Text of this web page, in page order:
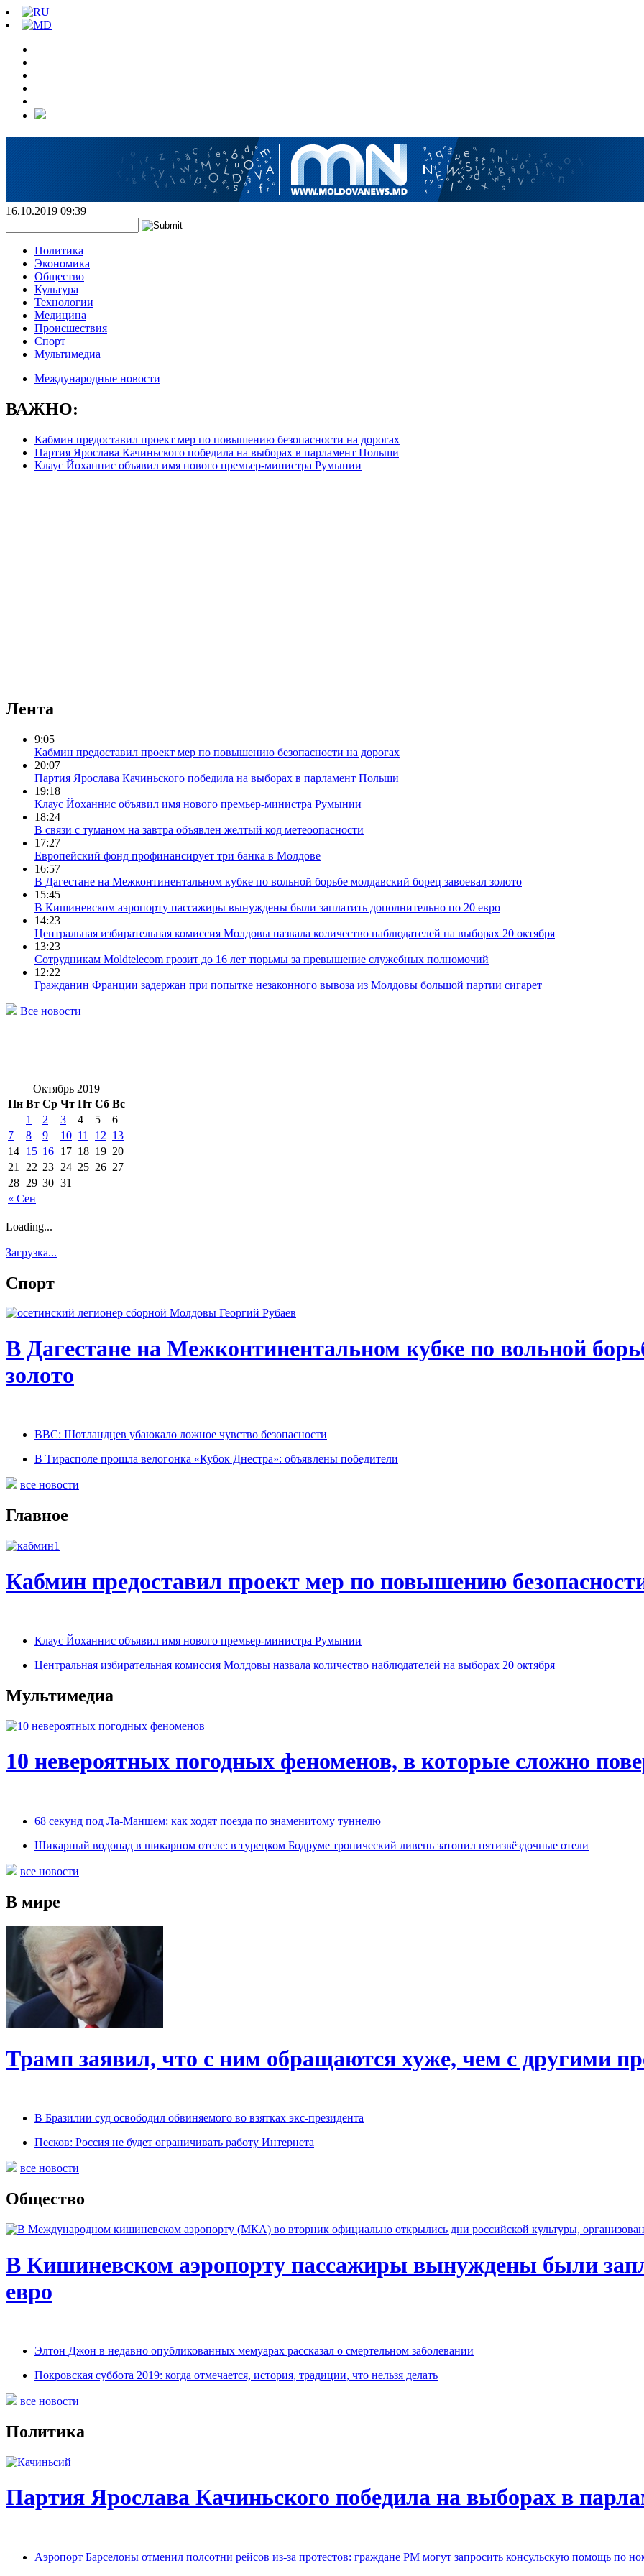
16.10.2019 09:39
Политика
Экономика
Общество
Культура
Технологии
Медицина
Происшествия
Спорт
Мультимедиа
Международные новости
ВАЖНО:
Кабмин предоставил проект мер по повышению безопасности на дорогах
Партия Ярослава Качиньского победила на выборах в парламент Польши
Клаус Йоханнис объявил имя нового премьер-министра Румынии
Лента
9:05
Кабмин предоставил проект мер по повышению безопасности на дорогах
20:07
Партия Ярослава Качиньского победила на выборах в парламент Польши
19:18
Клаус Йоханнис объявил имя нового премьер-министра Румынии
18:24
В связи с туманом на завтра объявлен желтый код метеоопасности
17:27
Европейский фонд профинансирует три банка в Молдове
16:57
В Дагестане на Межконтинентальном кубке по вольной борьбе молдавский борец завоевал золото
15:45
В Кишиневском аэропорту пассажиры вынуждены были заплатить дополнительно по 20 евро
14:23
Центральная избирательная комиссия Молдовы назвала количество наблюдателей на выборах 20 октября
13:23
Сотрудникам Moldtelecom грозит до 16 лет тюрьмы за превышение служебных полномочий
12:22
Гражданин Франции задержан при попытке незаконного вывоза из Молдовы большой партии сигарет
Все новости
Октябрь 2019
Пн Вт Ср Чт Пт Сб Вс
« Сен
1 2 3 4 5
6
7
8 9 10 11 12 13
14 15 16 17 18 19 20
21
22 23 24 25 26 27
28 29 30 31
Loading...
Загрузка...
Спорт
В Дагестане на Межконтинентальном кубке по вольной
золото
BBC: Шотландцев убаюкало ложное чувство безопасности
В Тирасполе прошла велогонка «Кубок Днестра»: объявлены победители
все новости
Главное
Кабмин предоставил проект мер по повышению
Клаус Йоханнис объявил имя нового премьер-министра Румынии
Центральная избирательная комиссия Молдовы назвала количество наблюдателей на выборах 20 октября
Мультимедиа
10 невероятных погодных феноменов, в которые сложно
68 секунд под Ла-Маншем: как ходят поезда по знаменитому туннелю
Шикарный водопад в шикарном отеле: в турецком Бодруме тропический ливень затопил пятизвёздочные отели
все новости
В мире
Трамп заявил, что с ним обращаются хуже, чем с другими
В Бразилии суд освободил обвиняемого во взятках экс-президента
Песков: Россия не будет ограничивать работу Интернета
все новости
Общество
В Кишиневском аэропорту пассажиры вынуждены были
евро
Элтон Джон в недавно опубликованных мемуарах рассказал о смертельном заболевании
Покровская суббота 2019: когда отмечается, история, традиции, что нельзя делать
все новости
Политика
Партия Ярослава Качиньского победила на выборах в
Аэропорт Барселоны отменил полсотни рейсов из-за протестов: граждане РМ могут запросить консульскую помощь по